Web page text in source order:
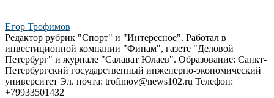
Егор Трофимов
Редактор рубрик "Спорт" и "Интересное". Работал в
инвестиционной компании "Финам", газете "Деловой
Петербург" и журнале "Салават Юлаев". Образование: Санкт-
Петербургский государственный инженерно-экономический
университет Эл. почта: trofimov@news102.ru Телефон:
+79933501432